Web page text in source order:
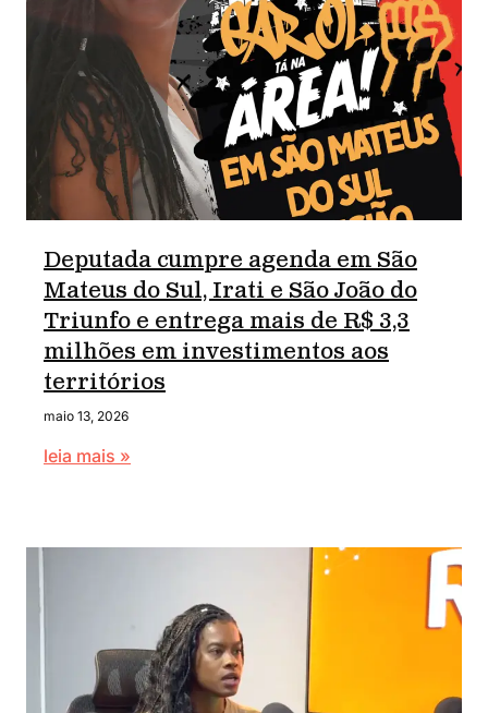
Deputada cumpre agenda em São
Mateus do Sul, Irati e São João do
Triunfo e entrega mais de R$ 3,3
milhões em investimentos aos
territórios
maio 13, 2026
leia mais »